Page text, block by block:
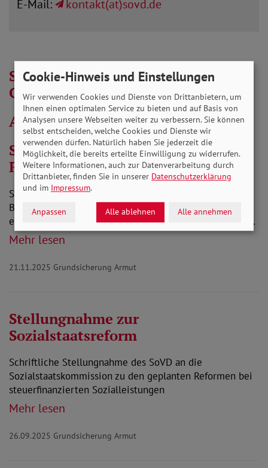
E-Mail: kontakt(at)sovd.de
SoVD-Materialien zur
Grundsicherung
Aktuelle Stellungnahmen
Stellungnahme zum
Referentenentwurf Grundsicherung
SoVD-Stellungnahme zum Referentenentwurf des
Bundesministeriums für Arbeit und Soziales: Entwurf
eines Dreizehnten Gesetzes zur Änderung des Zweiten…
Mehr lesen
21.11.2025 Grundsicherung Armut
Stellungnahme zur
Sozialstaatsreform
Schriftliche Stellungnahme des SoVD an die
Sozialstaatskommission zu den geplanten Reformen bei
steuerfinanzierten Sozialleistungen
Mehr lesen
26.09.2025 Grundsicherung Armut
Cookie-Hinweis und Einstellungen
Wir verwenden Cookies und Dienste von Drittanbietern, um
Ihnen einen optimalen Service zu bieten und auf Basis von
Analysen unsere Webseiten weiter zu verbessern. Sie können
selbst entscheiden, welche Cookies und Dienste wir
verwenden dürfen. Natürlich haben Sie jederzeit die
Möglichkeit, die bereits erteilte Einwilligung zu widerrufen.
Weitere Informationen, auch zur Datenverarbeitung durch
Drittanbieter, finden Sie in unserer Datenschutzerklärung
und im Impressum.
Anpassen Alle ablehnen Alle annehmen